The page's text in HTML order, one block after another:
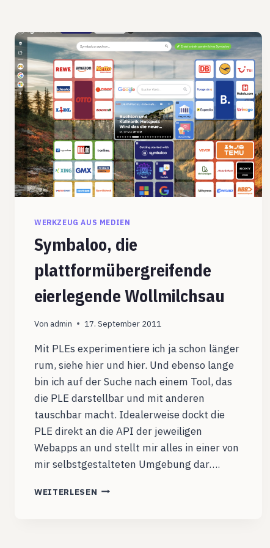
WERKZEUG AUS MEDIEN
Symbaloo, die
plattformübergreifende
eierlegende Wollmilchsau
Von admin 17. September 2011
Mit PLEs experimentiere ich ja schon länger
rum, siehe hier und hier. Und ebenso lange
bin ich auf der Suche nach einem Tool, das
die PLE darstellbar und mit anderen
tauschbar macht. Idealerweise dockt die
PLE direkt an die API der jeweiligen
Webapps an und stellt mir alles in einer von
mir selbstgestalteten Umgebung dar….
WEITERLESEN SYMBALOO,